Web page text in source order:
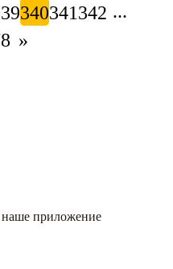
340341342 ...
»
наше приложение